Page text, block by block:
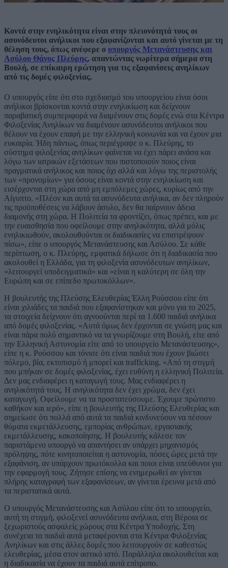
Κοντά στην ενηλικότητα είναι στην πλειονότητά τους οι
ασυνόδευτοι ανήλικοι που εξαφανίζονται και αυτό γίνεται με τη
θέληση τους, όπως ανέφερε ο υπουργός Μετανάστευσης και
Ασύλου Θάνος Πλεύρης, απαντώντας νωρίτερα σήμερα στη
Βουλή, σε επίκαιρη ερώτηση για τις εξαφανίσεις ανηλίκων
από τις δομές φιλοξενίας.
Ο υπουργός είπε ότι στο σχεδιασμό του υπουργείου είναι όσοι
ανήλικοι βρίσκονται κοντά στην ενηλικίωση και δείχνουν
παραβατική συμπεριφορά να διαμένουν στις δομές ενώ στα Κέντρα
Φιλοξενίας Ανηλίκων να διαμένουν ασυνόδευτοι ανήλικοι που
θέλουν να έχουν επαφή με την ελληνική κοινωνία και να έχουν μια
ευκαιρία. Ήδη πάντως, όπως περιέγραψε ο κ. Πλεύρης, το
σύστημα φιλοξενίας ανηλίκων φαίνεται να έχει πάρει ανάσα και
λόγω των ιατρικών εξετάσεων που πιστοποιούν ποιος είναι
πραγματικά ανήλικος και ποιος όχι αλλά και λόγω της περιστολής
των «προνομίων» για όσους είναι κοντά στην ενηλικίωση και
εισέρχονται στη χώρα από μη εμπόλεμες χώρες, κυρίως από την
Αίγυπτο. «Πλέον και αυτά τα ασυνόδευτα ανήλικα, αν δεν πληρούν
τις προϋποθέσεις να λάβουν άσυλο, δεν θα παίρνουν άδεια
διαμονής στη χώρα. Η Πολιτεία τα φροντίζει, όπως πρέπει, και με
την ευαισθησία που οφείλουμε στην ανηλικότητα, αλλά μόλις
ενηλικιωθούν, ακολουθούνται οι διαδικασίες να επιστρέψουν
πίσω», είπε ο υπουργός Μετανάστευσης και Ασύλου. Σε κάθε
περίπτωση, ο κ. Πλεύρης, εμφατικά δήλωσε ότι η διαδικασία που
ακολουθεί η Ελλάδα, για τη φιλοξενία ασυνόδευτων ανηλίκων,
«λειτουργεί υποδειγματικά» και «είναι η καλύτερη σε όλη την
Ευρώπη και σε επίπεδο πρωτοκόλλων».
Η βουλευτής της Πλεύσης Ελευθερίας Έλλη Ρούσσου είπε ότι
είναι χιλιάδες τα παιδιά που εξαφανίστηκαν και μόνο για το 2025,
τα στοιχεία δείχνουν ότι αγνοούνται περί τα 1.600 παιδιά ανήλικα
από δομές φιλοξενίας. «Αυτά όμως δεν έρχονται σε γνώση μας και
είναι πάρα πολύ σημαντικό να τα γνωρίζουμε στη Βουλή, είτε από
την Ελληνική Αστυνομία είτε από το υπουργείο Μετανάστευσης»,
είπε η κ. Ρούσσου και τόνισε ότι είναι παιδιά που έχουν βιώσει
πόλεμο, βία, εκτοπισμό ή μπορεί και trafficking. «Από τη στιγμή
που μπήκαν σε δομές φιλοξενίας, έχει ευθύνη η ελληνική Πολιτεία.
Δεν μας ενδιαφέρει η καταγωγή τους. Μας ενδιαφέρει η
ανηλικότητά τους. Η ανηλικότητα δεν έχει χρώμα, δεν έχει
καταγωγή. Οφείλουμε να τα προστατεύσουμε. Έχουμε πρώτιστο
καθήκον και ιερό», είπε η βουλευτής της Πλεύσης Ελευθερίας και
σημείωσε ότι πολλά από αυτά τα παιδιά κινδυνεύουν να πέσουν
θύματα εκμετάλλευσης, εμπορίας ανθρώπων, εργασιακής
εκμετάλλευσης, κακοποίησης. Η βουλευτής κάλεσε τον
παριστάμενο υπουργό να απαντήσει αν υπάρχει μηχανισμός
πρόληψης, πότε κινητοποιείται η αστυνομία, πόσες ώρες μετά την
εξαφάνιση, αν υπάρχουν πρωτόκολλα και ποιοι είναι υπεύθυνοι για
την εφαρμογή τους. Ζήτησε επίσης να ενημερωθεί αν γίνεται
πλήρης καταγραφή των εξαφανίσεων, αν γίνεται έρευνα μετά από
τα περιστατικά αυτά.
Ο υπουργός Μετανάστευσης και Ασύλου είπε ότι το υπουργείο,
αυτή τη στιγμή, φιλοξενεί ασυνόδευτα ανήλικα, στη Βέροια σε
ξεχωριστούς ασφαλείς χώρους στα Κέντρα Υποδοχής. Στη
συνέχεια τα παιδιά αυτά μεταφέρονται στα Κέντρα Φιλοξενίας
Ανηλίκων και στις άλλες δομές που λειτουργούν σε καθεστώς
ελευθερίας, μέσα στον αστικό ιστό. Παράλληλα ακολουθείται και
η διαδικασία να έχουν τα παιδιά αυτά επίτροπο.